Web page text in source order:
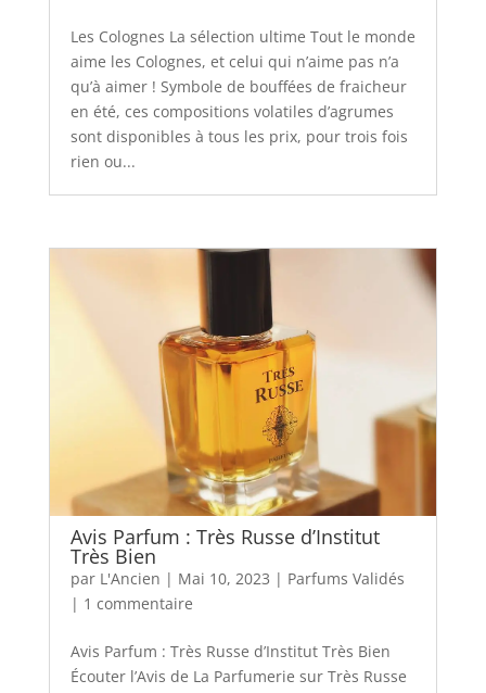
Les Colognes La sélection ultime Tout le monde
aime les Colognes, et celui qui n’aime pas n’a
qu’à aimer ! Symbole de bouffées de fraicheur
en été, ces compositions volatiles d’agrumes
sont disponibles à tous les prix, pour trois fois
rien ou...
Avis Parfum : Très Russe d’Institut
Très Bien
par L'Ancien | Mai 10, 2023 | Parfums Validés
| 1 commentaire
Avis Parfum : Très Russe d’Institut Très Bien
Écouter l’Avis de La Parfumerie sur Très Russe